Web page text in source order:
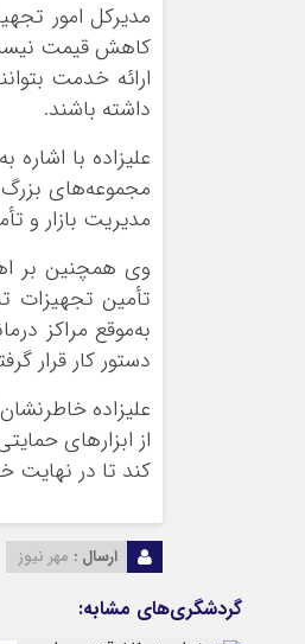
مدیرکل امور
کاهش قیمت نیست،
ارائه خدمت
داشته باشند.
علیزاده با
مجموعه‌های بزرگ
مدیریت بازار و
وی همچنین بر
تأمین
به‌موقع مراکز
دستور کار قرار
علیزاده
از ابزارهای
کند تا در نهایت
ارسال : مهر نیوز
گردشگری‌های مشابه: